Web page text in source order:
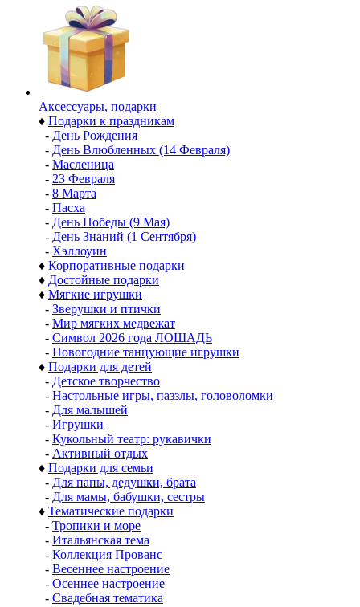
Аксессуары, подарки
♦ Подарки к праздникам
- День Рождения
- День Влюбленных (14 Февраля)
- Масленица
- 23 Февраля
- 8 Марта
- Пасха
- День Победы (9 Мая)
- День Знаний (1 Сентября)
- Хэллоуин
♦ Корпоративные подарки
♦ Достойные подарки
♦ Мягкие игрушки
- Зверушки и птички
- Мир мягких медвежат
- Символ 2026 года ЛОШАДЬ
- Новогодние танцующие игрушки
♦ Подарки для детей
- Детское творчество
- Настольные игры, паззлы, головоломки
- Для малышей
- Игрушки
- Кукольный театр: рукавички
- Активный отдых
♦ Подарки для семьи
- Для папы, дедушки, брата
- Для мамы, бабушки, сестры
♦ Тематические подарки
- Тропики и море
- Итальянская тема
- Коллекция Прованс
- Весеннее настроение
- Осеннее настроение
- Свадебная тематика